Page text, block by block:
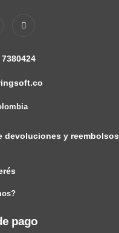
devoluciones y reembolsos
pago